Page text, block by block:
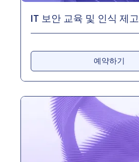
IT 보안 교육 및 인식 제고
예약하기